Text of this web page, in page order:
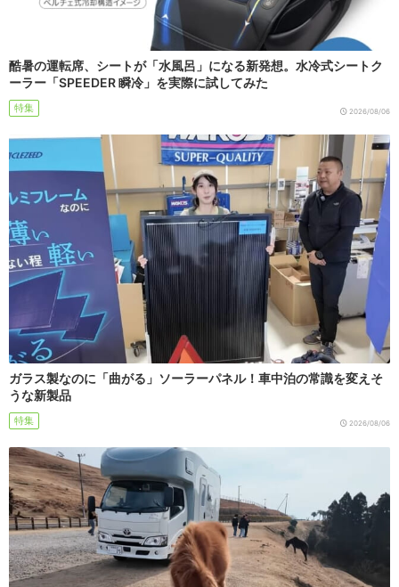
酷暑の運転席、シートが「水風呂」になる新発想。水冷式シートク
ーラー「SPEEDER 瞬冷」を実際に試してみた
特集 2026/08/06
ガラス製なのに「曲がる」ソーラーパネル！車中泊の常識を変えそ
うな新製品
特集 2026/08/06